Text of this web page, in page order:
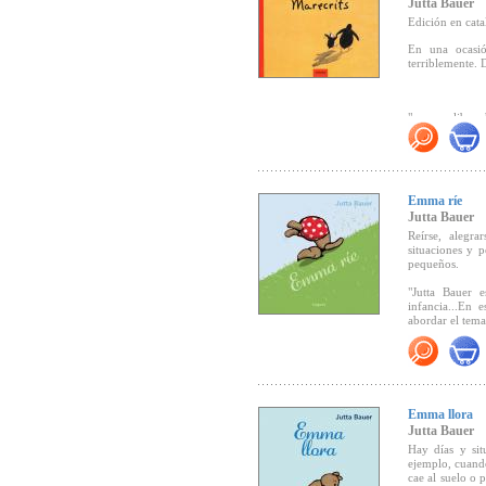
-
2001, álbum
-
dos miradas”.
que despierta
acuarelas de
Jutta Bauer
Edición en
En una
terriblemente.
"...es un libro
menos
"
presentación"
acierto,
humana y
Emma ríe
Jutta Bauer
Reírse,
situaciones y
pequeños.
"Jutta Bauer
infancia...En
abordar el
la risa es el
Emma llora
Jutta Bauer
Hay días y
ejemplo,
cae al suelo o